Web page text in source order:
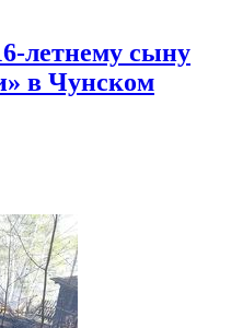
летнему сыну
в Чунском